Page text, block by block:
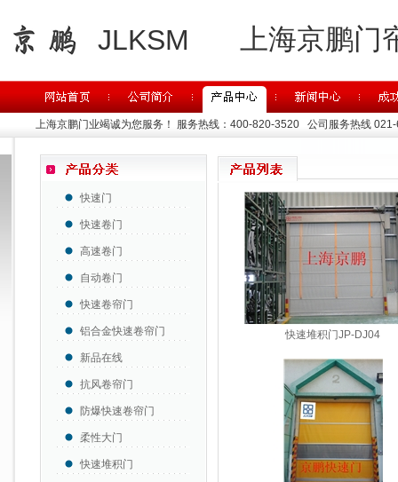
JLKSM 上海京鹏
上海京鹏门业竭诚为您服务！ 服务热线：400-820-3520 公司服务热线
快速门
快速卷门
高速卷门
自动卷门
快速卷帘门
铝合金快速卷帘门
新品在线
抗风卷帘门
防爆快速卷帘门
柔性大门
快速堆积门
快速堆积门JP-DJ04